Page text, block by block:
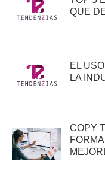
QUE
EL
LA
COPY